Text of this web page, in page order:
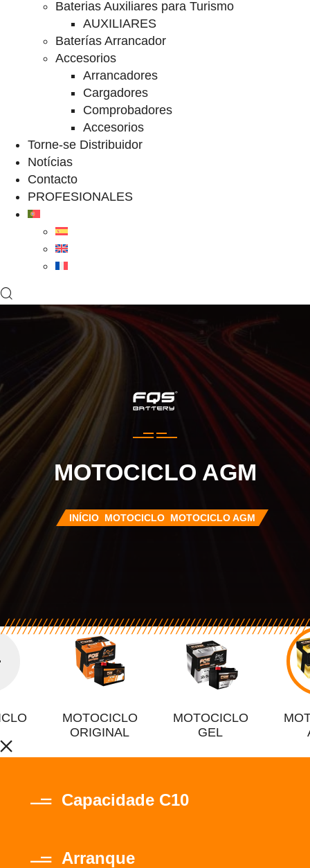
Baterias Auxiliares para Turismo
AUXILIARES
Baterías Arrancador
Accesorios
Arrancadores
Cargadores
Comprobadores
Accesorios
Torne-se Distribuidor
Notícias
Contacto
PROFESIONALES
MOTOCICLO AGM
INÍCIO MOTOCICLO MOTOCICLO AGM
MOTOCICLO
ORIGINAL
MOTOCICLO
GEL
Capacidade C10
Arranque